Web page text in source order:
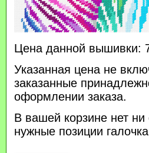
Цена данной вышивки:
Указанная цена не
заказанные
оформлении заказа.
В вашей корзине нет ни
нужные позиции